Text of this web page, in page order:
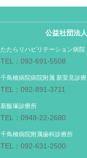
公益社団法
たたらリハビリテーション病院
TEL：092-691-5508
千鳥橋病院病院附属 新室見診
TEL：092-891-3711
新飯塚診療所
TEL：0948-22-2680
千鳥橋病院附属歯科診療所
TEL：092-631-2500